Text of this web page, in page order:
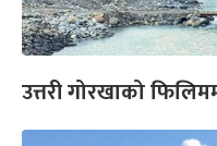
उत्तरी गोरखाको